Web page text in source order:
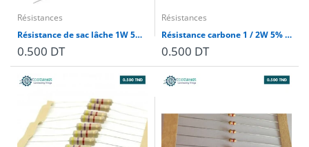
Résistances
Résistance de sac lâche 1W 5% 4.7K (1 pièce )
0.500 DT
Résistances
Résistance carbone 1 / 2W 5% Taping 4.7K (lot de 10)
0.500 DT